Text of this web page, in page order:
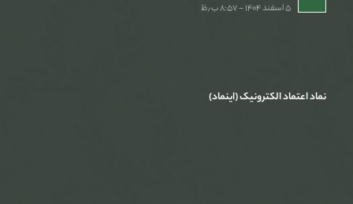
۵ اسفند ۱۴۰۴ - ۸:۵۷ ب٫ظ
نماد اعتماد الکترونیک (اینماد)